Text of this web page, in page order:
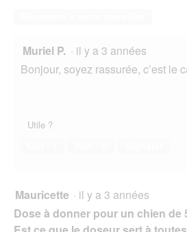
Muriel P. · il y a 3 années
Bonjour, soyez rassurée, c’est le
Utile ?
Mauricette · il y a 3 années
Dose à donner pour un chien de